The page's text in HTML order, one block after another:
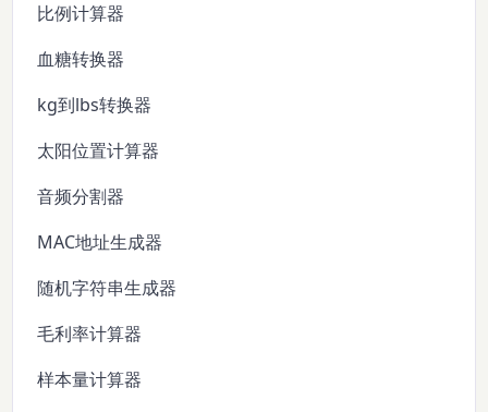
比例计算器
血糖转换器
kg到lbs转换器
太阳位置计算器
音频分割器
MAC地址生成器
随机字符串生成器
毛利率计算器
样本量计算器